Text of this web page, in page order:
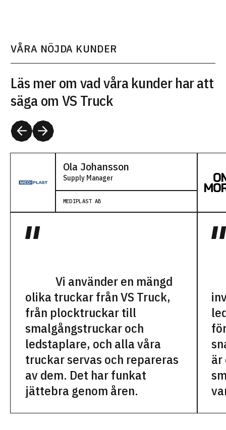
VÅRA NÖJDA KUNDER
Ola Johansson
Supply Manager
MEDIPLAST AB
Vi använder en mängd
olika truckar från VS Truck,
från plocktruckar till
smalgångstruckar och
ledstaplare, och alla våra
truckar servas och repareras
av dem. Det har funkat
jättebra genom åren.
är
Läs mer om vad våra kunder har att
säga om VS Truck